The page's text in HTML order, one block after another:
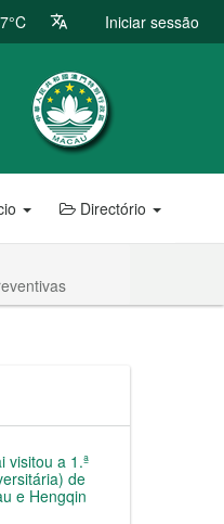
Iniciar sessão
Directório
visitou a 1.ª
de
e Hengqin